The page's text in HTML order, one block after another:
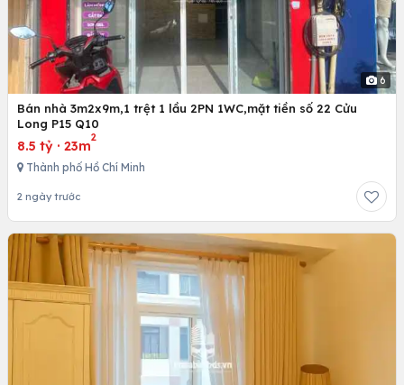
6
Bán nhà 3m2x9m,1 trệt 1 lầu 2PN 1WC,mặt tiền số 22 Cửu
Long P15 Q10
8.5 tỷ · 23m
2
Thành phố Hồ Chí Minh
2 ngày trước